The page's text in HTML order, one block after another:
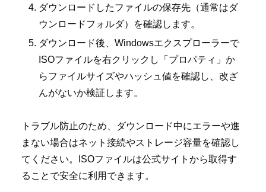
ダウンロードしたファイルの保存先（通常はダ
ウンロードフォルダ）を確認します。
ダウンロード後、Windowsエクスプローラーで
ISOファイルを右クリックし「プロパティ」か
らファイルサイズやハッシュ値を確認し、改ざ
んがないか検証します。
トラブル防止のため、ダウンロード中にエラーや進
まない場合はネット接続やストレージ容量を確認し
てください。ISOファイルは公式サイトから取得す
ることで安全に利用できます。